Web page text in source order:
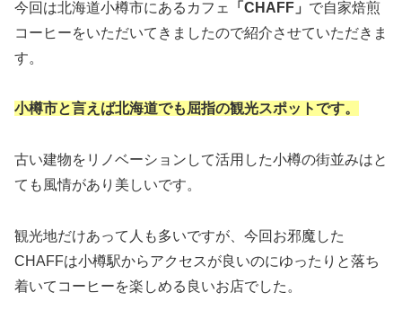
今回は北海道小樽市にあるカフェ 「CHAFF」 で自家焙煎
コーヒーをいただいてきましたので紹介させていただきま
す。
小樽市と言えば北海道でも屈指の観光スポットです。
古い建物をリノベーションして活用した小樽の街並みはと
ても風情があり美しいです。
観光地だけあって人も多いですが、今回お邪魔した
CHAFFは小樽駅からアクセスが良いのにゆったりと落ち
着いてコーヒーを楽しめる良いお店でした。